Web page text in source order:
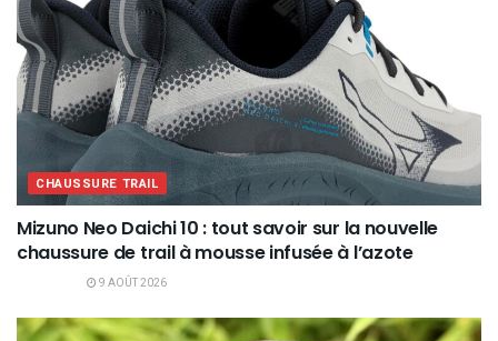
CHAUSSURE TRAIL
Mizuno Neo Daichi 10 : tout savoir sur la nouvelle
chaussure de trail à mousse infusée à l’azote
9 AOÛT 2026